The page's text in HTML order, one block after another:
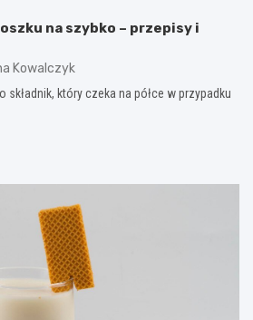
na szybko – przepisy i
Kowalczyk
składnik, który czeka na półce w przypadku